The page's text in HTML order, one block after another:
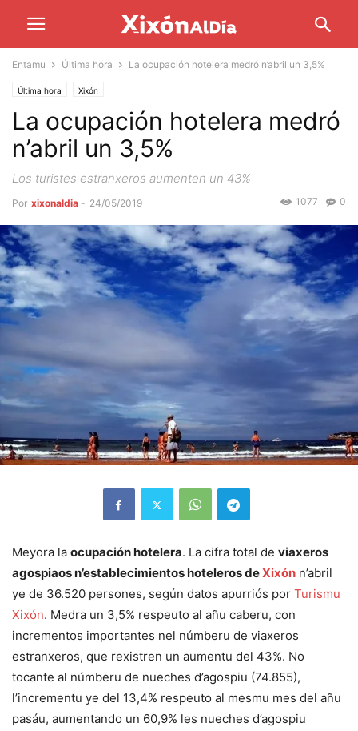
Entamu Última hora La ocupación hotelera medró n’abril un 3,5%
Última hora Xixón
La ocupación hotelera medró
n’abril un 3,5%
Los turistes estranxeros aumenten un 43%
Por xixonaldia - 24/05/2019 0
1077
Meyora la ocupación hotelera. La cifra total de viaxeros
agospiaos n’establecimientos hoteleros deXixón n’abril
ye de 36.520 persones, según datos apurriós por Turismu
Xixón. Medra un 3,5% respeuto al añu caberu, con
incrementos importantes nel númberu de viaxeros
estranxeros, que rexistren un aumentu del 43%. No
tocante al númberu de nueches d’agospiu (74.855),
l’incrementu ye del 13,4% respeuto al mesmu mes del añu
pasáu, aumentando un 60,9% les nueches d’agospiu